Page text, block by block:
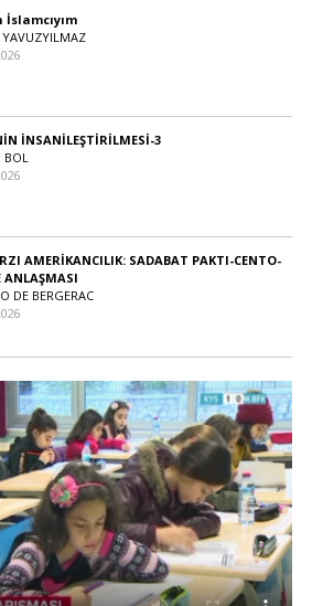
İslamcıyım
YAVUZYILMAZ
İNSANİLEŞTİRİLMESİ-3
BOL
AMERİKANCILIK: SADABAT PAKTI-CENTO-
ANLAŞMASI
DE BERGERAC